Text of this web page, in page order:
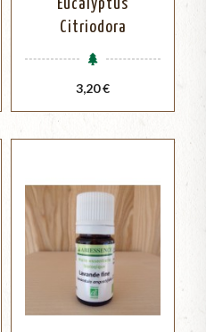
Eucalyptus
Citriodora
Prix
3,20 €